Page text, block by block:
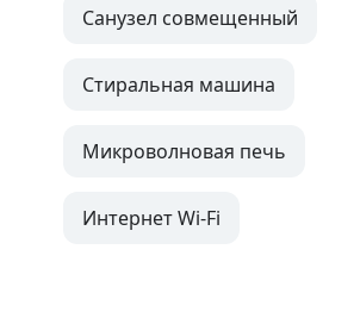
Санузел совмещенный
Стиральная машина
Микроволновая печь
Интернет Wi-Fi